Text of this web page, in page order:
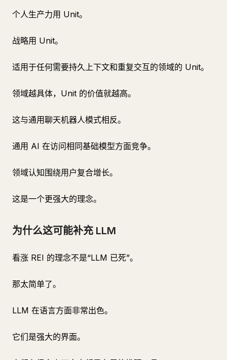
个人生产力用 Unit。
战略用 Unit。
适用于任何需要持久上下文和重复交互的领域的 Unit。
领域越具体，Unit 的价值就越高。
这与通用聊天机器人模式相反。
通用 AI 在访问相同基础模型方面竞争。
领域认知围绕用户复合增长。
这是一个更强大的理念。
为什么这可能补充 LLM
看涨 REI 的理念不是“LLM 已死”。
那太简单了。
LLM 在语言方面非常出色。
它们是强大的界面。